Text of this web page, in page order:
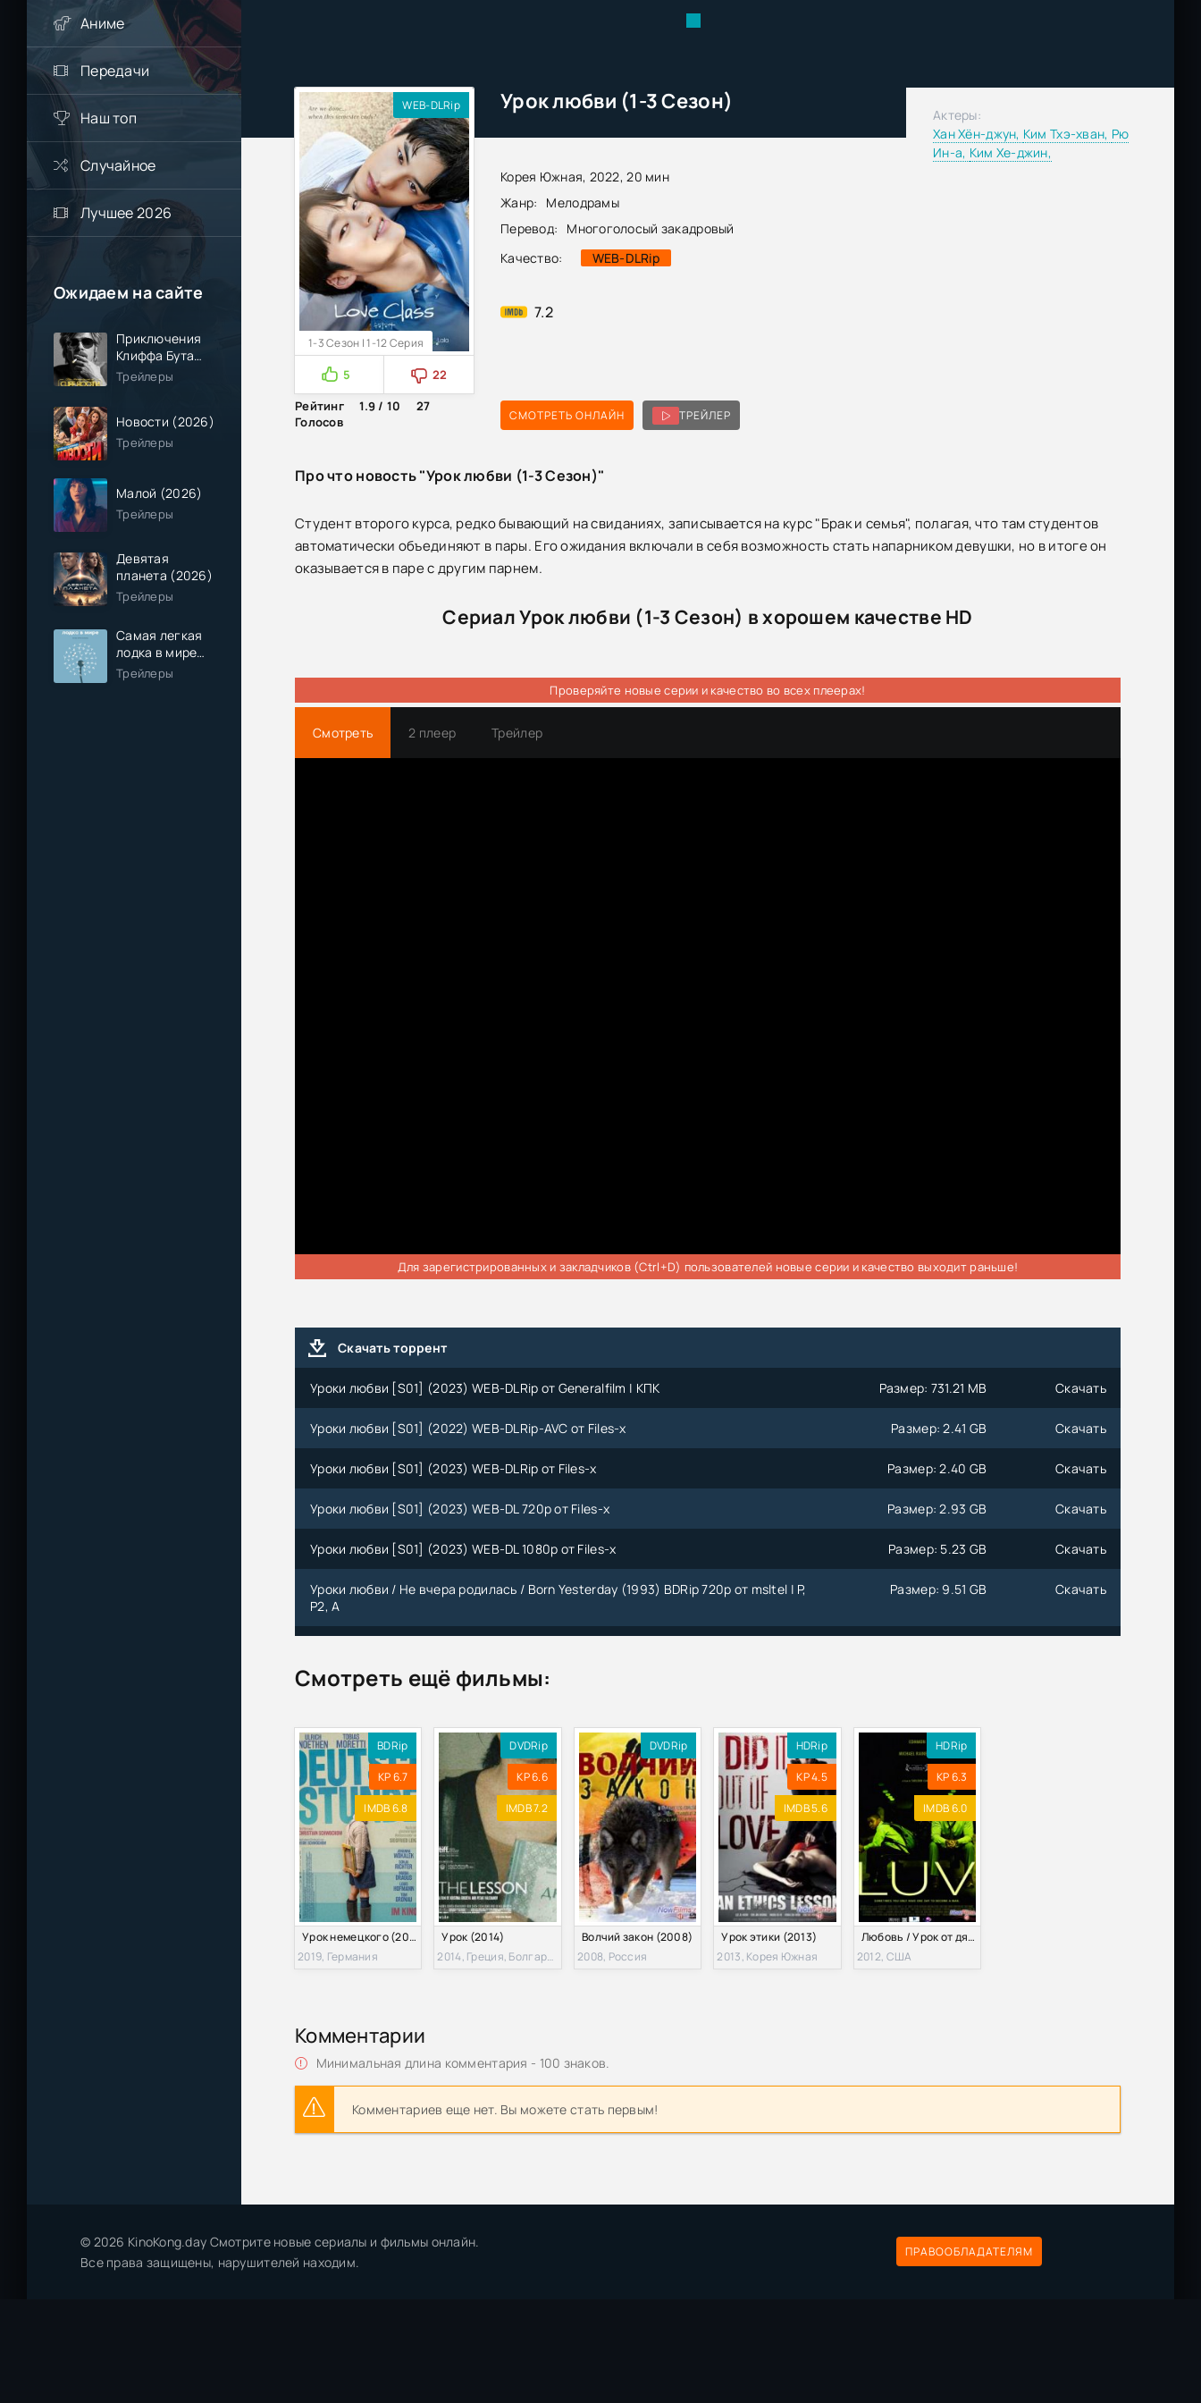
Аниме
Передачи
Наш топ
Случайное
Лучшее 2026
Ожидаем на сайте
Приключения
Клиффа Бута
(2026)
Трейлеры
Новости (2026)
Трейлеры
Малой (2026)
Трейлеры
Девятая
планета (2026)
Трейлеры
Самая легкая
лодка в мире
(2026)
Трейлеры
Урок любви (1-3 Сезон)
Корея Южная, 2022, 20 мин
Жанр:
Мелодрамы
Перевод:
Многоголосый закадровый
Качество:
WEB-DLRip
7.2
WEB-DLRip
1-3 Сезон | 1-12 Серия
5
22
Рейтинг
1.9 / 10
27
Голосов
СМОТРЕТЬ ОНЛАЙН ТРЕЙЛЕР
Актеры:
Хан Хён-джун, Ким Тхэ-хван, Рю
Ин-а, Ким Хе-джин,
Про что новость "Урок любви (1-3 Сезон)"
Студент второго курса, редко бывающий на свиданиях, записывается на курс "Брак и семья", полагая, что там студентов
автоматически объединяют в пары. Его ожидания включали в себя возможность стать напарником девушки, но в итоге он
оказывается в паре с другим парнем.
Сериал Урок любви (1-3 Сезон) в хорошем качестве HD
Проверяйте новые серии и качество во всех плеерах!
Смотреть 2 плеер Трейлер
Для зарегистрированных и закладчиков (Ctrl+D) пользователей новые серии и качество выходит раньше!
Скачать торрент
Уроки любви [S01] (2023) WEB-DLRip от Generalfilm | КПК Размер: 731.21 MB Скачать
Уроки любви [S01] (2022) WEB-DLRip-AVC от Files-х Размер: 2.41 GB Скачать
Уроки любви [S01] (2023) WEB-DLRip от Files-x Размер: 2.40 GB Скачать
Уроки любви [S01] (2023) WEB-DL 720p от Files-x Размер: 2.93 GB Скачать
Уроки любви [S01] (2023) WEB-DL 1080p от Files-x Размер: 5.23 GB Скачать
Уроки любви / Не вчера родилась / Born Yesterday (1993) BDRip 720p от msltel | P,
P2, A
Размер: 9.51 GB Скачать
Урок любви / En lektion i krlek (1954) BDRip 720p от msltel | P2, L1 Размер: 8.02 GB
Урок любви / En lektion i krlek (1954) BDRip-AVC от msltel | P2, L1 Размер: 3.05 GB
Уроки любви / Guinevere (1999) WEB-DLRip от Koenig Размер: 1.45 GB
Уроки любви / Born Yesterday (1993) BDRip 1080p by msltel Размер: 11.02 GB
Уроки любви / Guinevere (1999) DVDRip | P Размер: 1.46 GB
Уроки любви / Born Yesterday (1991) HDRip от Scarabey Размер: 742.26 MB
начинал (2025) [PDF, FB2, EPUB, MOBI, DJVU]
Уроки любви / Не вчера родилась / Born Yesterday (1993) BDRip [H.264/720p] Размер: 9.51 GB Скачать
Еспер Юуль | Дети страны хюгге. Уроки счастья и любви от лучших в мире
родителей (2018) [FB2]
Смотреть ещё фильмы:
BDRip
KP 6.7
IMDB 6.8
Урок немецкого (2019)
2019, Германия
DVDRip
KP 6.6
IMDB 7.2
Урок (2014)
2014, Греция, Болгария
DVDRip
Волчий закон (2008)
2008, Россия
HDRip
KP 4.5
IMDB 5.6
Урок этики (2013)
2013, Корея Южная
HDRip
KP 6.3
IMDB 6.0
Любовь / Урок от дяди Винсента (2012)
2012, США
Комментарии
Минимальная длина комментария - 100 знаков.
Комментариев еще нет. Вы можете стать первым!
© 2026 KinoKong.day Смотрите новые сериалы и фильмы онлайн.
Все права защищены, нарушителей находим.
ПРАВООБЛАДАТЕЛЯМ